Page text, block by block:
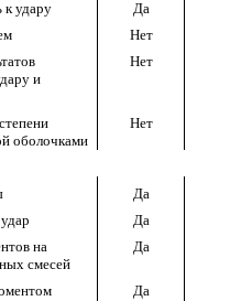
к удару
Да
Нет
и
Нет
оболочками
Нет
Да
Да
на
смесей
Да
Да